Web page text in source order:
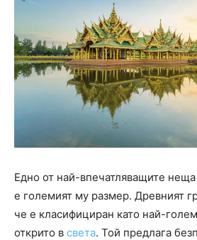
Едно от най-впечатляващите
е големият му размер. Древният
че е класифициран като най-
открито в света. Той предлага